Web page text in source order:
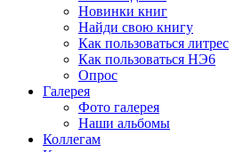
Новинки книг
Найди свою книгу
Как пользоваться литрес
Как пользоваться НЭ6
Опрос
Галерея
Фото галерея
Наши альбомы
Коллегам